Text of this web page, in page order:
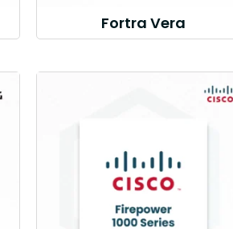
Fortra Vera